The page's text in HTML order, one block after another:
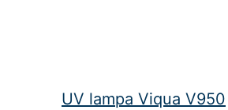
UV lampa Viqua V950